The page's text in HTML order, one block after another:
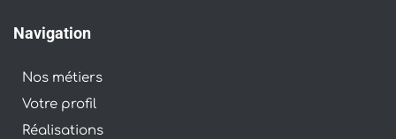
Navigation
Nos métiers
Votre profil
Réalisations